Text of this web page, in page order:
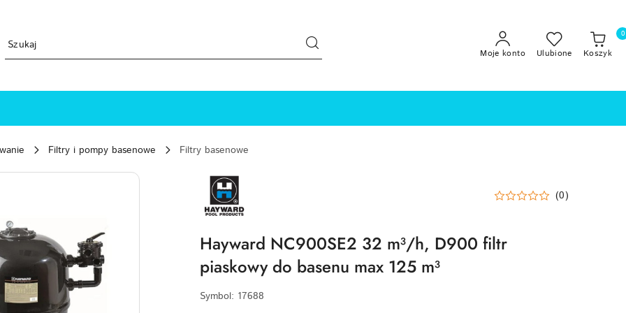
Moje konto Ulubione Koszyk
0
Filtry i pompy basenowe
Filtry basenowe
HAYWARD-
LOGO
(0)
Hayward NC900SE2 32 m³/h, D900 filtr
piaskowy do basenu max 125 m³
Symbol: 17688